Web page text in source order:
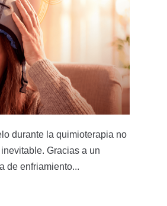
durante la quimioterapia no
Gracias a un
de enfriamiento...